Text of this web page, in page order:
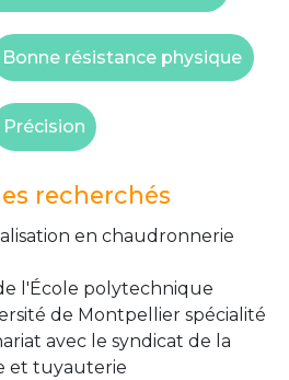
Bonne résistance physique
Précision
recherchés
en chaudronnerie
l'École polytechnique
de Montpellier spécialité
avec le syndicat de la
et tuyauterie